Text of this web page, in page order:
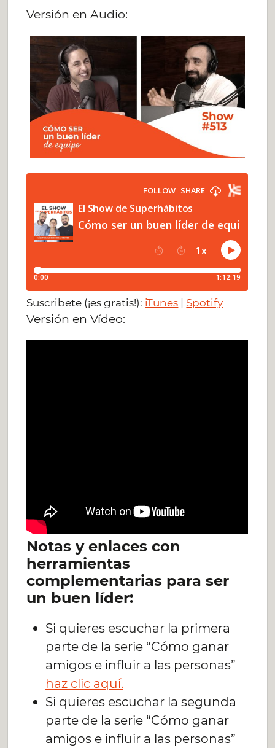
Versión en Audio:
Suscribete (¡es gratis!): iTunes | Spotify
Versión en Vídeo:
Notas y enlaces con
herramientas
complementarias para ser
un buen líder:
Si quieres escuchar la primera
parte de la serie “Cómo ganar
amigos e influir a las personas”
haz clic aquí.
Si quieres escuchar la segunda
parte de la serie “Cómo ganar
amigos e influir a las personas”